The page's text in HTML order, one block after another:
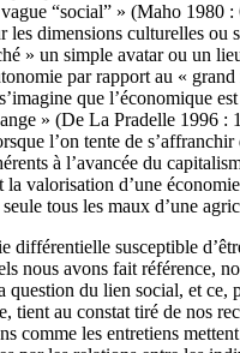
“social” » (Maho 1980 :
les dimensions culturelles ou
» un simple avatar ou un
par rapport au «
que l’économique
» (De La Pradelle 1996 :
l’on tente de s’affranchir
à l’avancée du
la valorisation d’une
tous les maux d’une
différentielle susceptible
nous avons fait référence,
question du lien social, et ce,
tient au constat tiré de nos
comme les entretiens